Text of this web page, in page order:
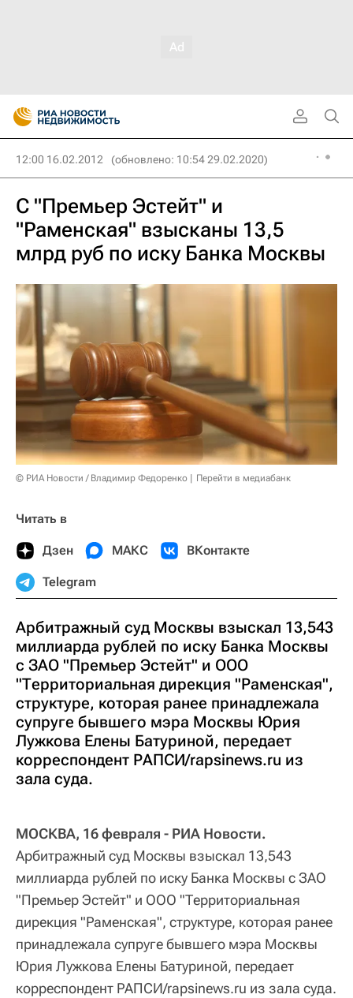
12:00 16.02.2012 (обновлено: 10:54 29.02.2020)
С "Премьер Эстейт" и
"Раменская" взысканы 13,5
млрд руб по иску Банка Москвы
© РИА Новости / Владимир Федоренко Перейти в медиабанк
Читать в
Дзен МАКС ВКонтакте
Telegram
Арбитражный суд Москвы взыскал 13,543
миллиарда рублей по иску Банка Москвы
с ЗАО "Премьер Эстейт" и ООО
"Территориальная дирекция "Раменская",
структуре, которая ранее принадлежала
супруге бывшего мэра Москвы Юрия
Лужкова Елены Батуриной, передает
корреспондент РАПСИ/rapsinews.ru из
зала суда.
МОСКВА, 16 февраля - РИА Новости.
Арбитражный суд Москвы взыскал 13,543
миллиарда рублей по иску Банка Москвы с ЗАО
"Премьер Эстейт" и ООО "Территориальная
дирекция "Раменская", структуре, которая ранее
принадлежала супруге бывшего мэра Москвы
Юрия Лужкова Елены Батуриной, передает
корреспондент РАПСИ/rapsinews.ru из зала суда.